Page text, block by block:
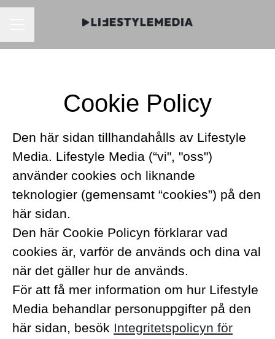
Cookie Policy
Den här sidan tillhandahålls av Lifestyle
Media. Lifestyle Media (“vi", "oss")
använder cookies och liknande
teknologier (gemensamt “cookies”) på den
här sidan.
Den här Cookie Policyn förklarar vad
cookies är, varför de används och dina val
när det gäller hur de används.
För att få mer information om hur Lifestyle
Media behandlar personuppgifter på den
här sidan, besök Integritetspolicyn för